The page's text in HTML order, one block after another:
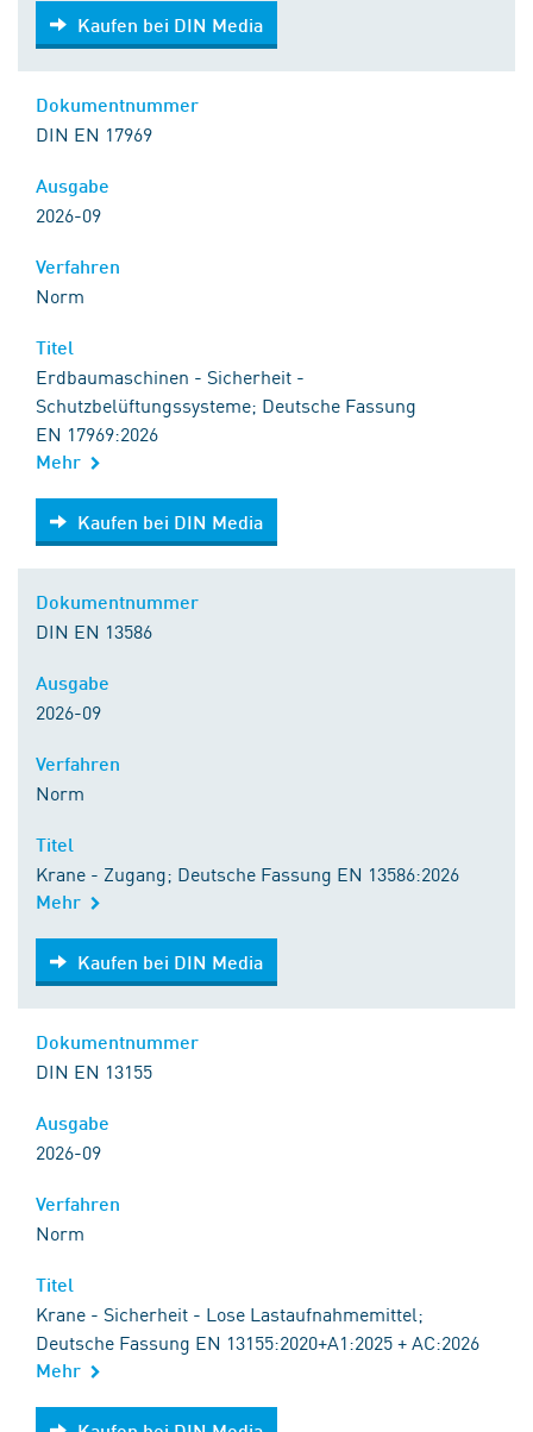
Kaufen bei DIN Media
Kaufen bei DIN Media
DIN EN 17969
2026-09
Norm
Erdbaumaschinen - Sicherheit -
Schutzbelüftungssysteme; Deutsche Fassung
EN 17969:2026
Mehr
Kaufen bei DIN Media
Kaufen bei DIN Media
DIN EN 13586
2026-09
Norm
Krane - Zugang; Deutsche Fassung EN 13586:2026
Mehr
Kaufen bei DIN Media
Kaufen bei DIN Media
DIN EN 13155
2026-09
Norm
Krane - Sicherheit - Lose Lastaufnahmemittel;
Deutsche Fassung EN 13155:2020+A1:2025 + AC:2026
Mehr
Kaufen bei DIN Media